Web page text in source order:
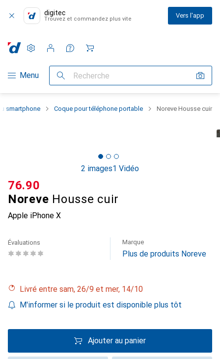
digitec
Trouvez et commandez plus vite Vers l'app
Navigation par catégorie
Menu Recherche
Paramètres
Compte client
Listes de comparaison
Listes d'envies
Panier
smartphone Coque pour téléphone portable Noreve Housse cuir
2 images1 Vidéo
Noreve Housse cuir
Apple iPhone X
CHF
76.90
Évaluations Marque
Plus de produits Noreve
Livré entre sam, 26/9 et mer, 14/10
M'informer si le produit est disponible plus tôt
Ajouter au panier